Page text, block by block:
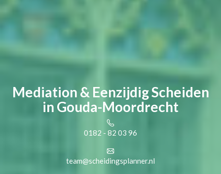
Mediation & Eenzijdig Scheiden
in Gouda-Moordrecht
0182 - 82 03 96
team@scheidingsplanner.nl